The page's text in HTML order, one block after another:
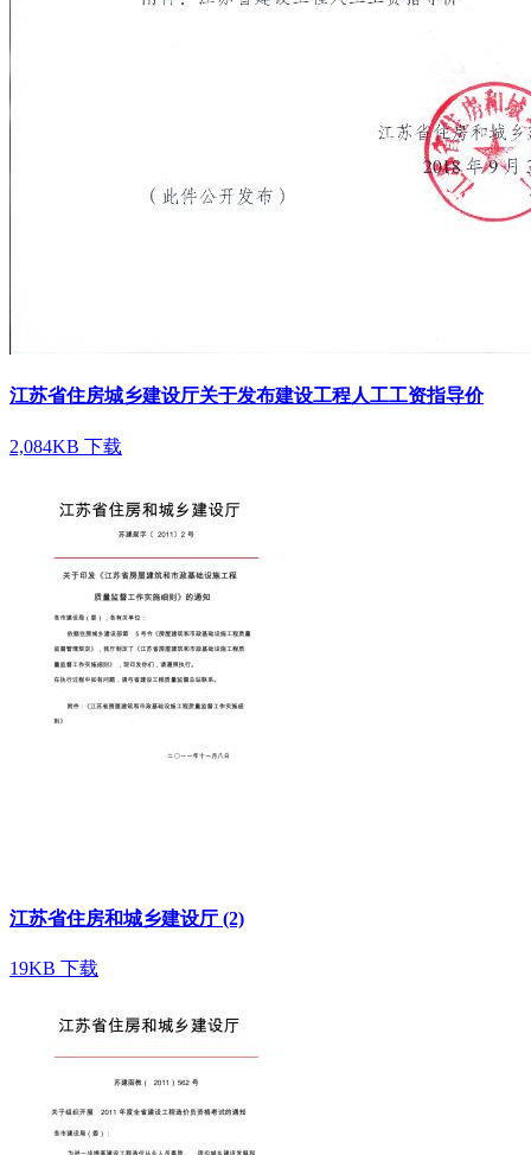
江苏省住房城乡建设厅关于发布建设工程人工工资指导价
2,084KB 下载
江苏省住房和城乡建设厅 (2)
19KB 下载